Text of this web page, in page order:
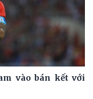
vào bán kết với